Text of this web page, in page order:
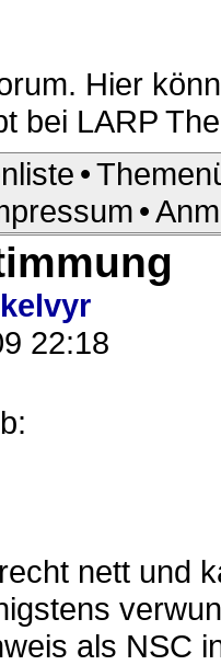
Hier
bei LARP
•
•
kelvyr
22:18
nett und
als NSC